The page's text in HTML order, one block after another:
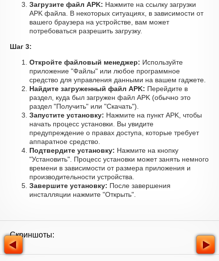
Загрузите файл APK: Нажмите на ссылку загрузки
APK файла. В некоторых ситуациях, в зависимости от
вашего браузера на устройстве, вам может
потребоваться разрешить загрузку.
Шаг 3:
Откройте файловый менеджер: Используйте
приложение "Файлы" или любое программное
средство для управления данными на вашем гаджете.
Найдите загруженный файл APK: Перейдите в
раздел, куда был загружен файл APK (обычно это
раздел "Получить" или "Скачать").
Запустите установку: Нажмите на пункт APK, чтобы
начать процесс установки. Вы увидите
предупреждение о правах доступа, которые требует
аппаратное средство.
Подтвердите установку: Нажмите на кнопку
"Установить". Процесс установки может занять немного
времени в зависимости от размера приложения и
производительности устройства.
Завершите установку: После завершения
инсталляции нажмите "Открыть".
Скриншоты: